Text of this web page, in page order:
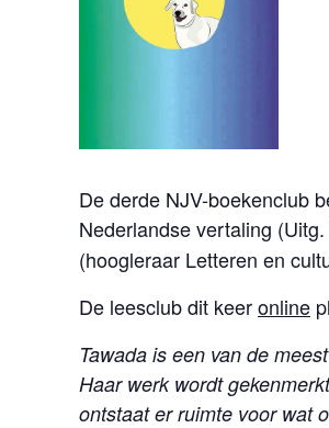
De derde NJV-boekenclub
Nederlandse vertaling
(hoogleraar Letteren en
De leesclub dit keeronline
Tawada is een van de
Haar werk wordt
ontstaat er ruimte voor wat